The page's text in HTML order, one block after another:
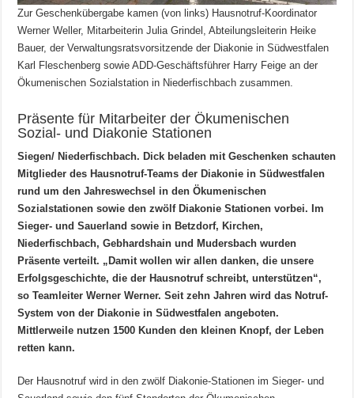
Zur Geschenkübergabe kamen (von links) Hausnotruf-Koordinator
Werner Weller, Mitarbeiterin Julia Grindel, Abteilungsleiterin Heike
Bauer, der Verwaltungsratsvorsitzende der Diakonie in Südwestfalen
Karl Fleschenberg sowie ADD-Geschäftsführer Harry Feige an der
Ökumenischen Sozialstation in Niederfischbach zusammen.
Präsente für Mitarbeiter der Ökumenischen
Sozial- und Diakonie Stationen
Siegen/ Niederfischbach. Dick beladen mit Geschenken schauten
Mitglieder des Hausnotruf-Teams der Diakonie in Südwestfalen
rund um den Jahreswechsel in den Ökumenischen
Sozialstationen sowie den zwölf Diakonie Stationen vorbei. Im
Sieger- und Sauerland sowie in Betzdorf, Kirchen,
Niederfischbach, Gebhardshain und Mudersbach wurden
Präsente verteilt. „Damit wollen wir allen danken, die unsere
Erfolgsgeschichte, die der Hausnotruf schreibt, unterstützen“,
so Teamleiter Werner Werner. Seit zehn Jahren wird das Notruf-
System von der Diakonie in Südwestfalen angeboten.
Mittlerweile nutzen 1500 Kunden den kleinen Knopf, der Leben
retten kann.
Der Hausnotruf wird in den zwölf Diakonie-Stationen im Sieger- und